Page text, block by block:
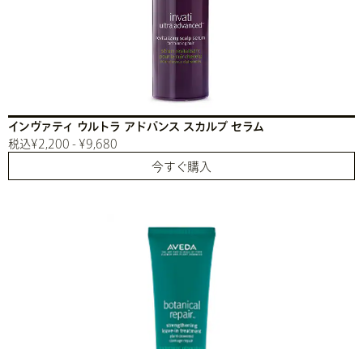
インヴァティ ウルトラ アドバンス スカルプ セラム
税込¥2,200 - ¥9,680
今すぐ購入